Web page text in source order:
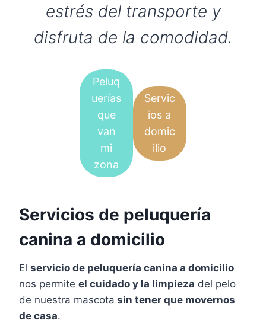
estrés del transporte y
disfruta de la comodidad.
Peluq
uerías
que
van
mi
zona
Servic
ios a
domic
ilio
Servicios de peluquería
canina a domicilio
El servicio de peluquería canina a domicilio
nos permite el cuidado y la limpieza del pelo
de nuestra mascota sin tener que movernos
de casa.